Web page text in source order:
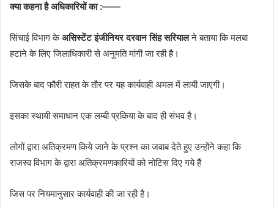
क्या कहना है अधिकारियों का :——
सिंचाई विभाग केअसिस्टेंट इंजीनियर दरवान सिंह सरियालने बताया कि मलबा
हटाने के लिए जिलाधिकारी से अनुमति मांगी जा रही है।
जिसके बाद फौरी राहत के तौर पर यह कार्यवाही अमल में लायी जाएगी।
इसका स्थायी समाधान एक लम्बी प्रकिया के बाद ही संभव है।
लोगों द्वारा अतिक्रमण किये जाने के प्रश्न का जवाब देते हुए उन्होंने कहा कि
राजस्व विभाग के द्वारा अतिक्रमणकारियों को नोटिस दिए गये हैं
जिस पर नियमानुसार कार्यवाही की जा रही है।